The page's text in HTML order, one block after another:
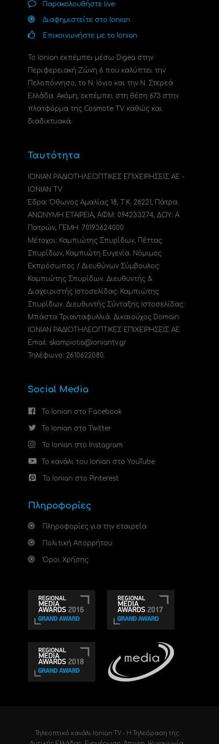
Παρακολουθήστε live
Διαφημιστείτε στο Ionian
Επικοινωνήστε με το Ionian
Το Ionian εκπέμπει μέσω Digea στην
Περιφερειακή Ζώνη 6 που καλύπτει την
Πελοπόννησο, το N. Ιόνιο και την Ν. Στερεά
Ελλάδα. Ακόμη, εκπέμπει στη θέση 673 στην
πλατφόρμα της Cosmote TV καθώς και
διαδικτυακά.
Ταυτότητα
ΙΟΝΙΑΝ ΡΑΔΙΟΤΗΛΕΟΠΤΙΚΕΣ ΕΠΙΧΕΙΡΗΣΕΙΣ ΑΕ -
IONIAN TV
Έδρα: Όθωνος Αμαλίας 18, Τ.Κ. 26221, Πάτρα.
ΑΝΩΝΥΜΗ ΕΤΑΙΡΕΙΑ, ΑΦΜ: 094233274, ΔΟΥ: A
Πατρών, ΓΕΜΗ: 70193624000.
Μέτοχοι: Καμπιώτης Σπυρίδων, Πέττας
Σπυρίδων, Καμπιώτη Ευγενία. Νόμιμος
Εκπρόσωπος / Διευθύνων Σύμβουλος:
Καμπιώτης Σπυρίδων. Διευθυντής &
Διαχειριστής Ιστοσελίδας: Καμπιώτης
Σπυρίδων. Διευθυντής Σύνταξης Ιστοσελίδας:
Μπάστα Τριανταφυλλιά. Δικαιούχος Domain:
ΙΟΝΙΑΝ ΡΑΔΙΟΤΗΛΕΟΠΤΙΚΕΣ ΕΠΙΧΕΙΡΗΣΕΙΣ ΑΕ
Email: skampiotis@ioniantv.gr
Τηλέφωνο: 2610622080.
Social Media
Το Ionian στο Facebook
Το Ionian στο Twitter
Το Ionian στο Instagram
Το κανάλι του Ionian στο YouTube
Το Ionian στο Pinterest
Πληροφορίες
Πληροφορίες για την εταιρεία
Πολιτική Απορρήτου
Όροι Χρήσης
Τηλεοπτικό κανάλι Ionian TV - Η Τηλεόραση της